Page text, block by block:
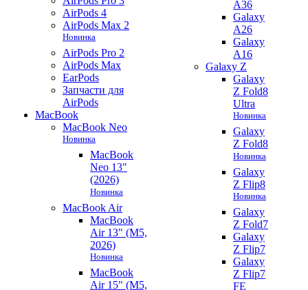
AirPods 4
AirPods Max 2
Новинка
AirPods Pro 2
AirPods Max
EarPods
Запчасти для
AirPods
MacBook
MacBook Neo
Новинка
MacBook
Neo 13"
(2026)
Новинка
MacBook Air
MacBook
Air 13" (M5,
2026)
Новинка
MacBook
Air 15" (M5,
A36
Galaxy
A26
Galaxy
A16
Galaxy Z
Galaxy
Z Fold8
Ultra
Новинка
Galaxy
Z Fold8
Новинка
Galaxy
Z Flip8
Новинка
Galaxy
Z Fold7
Galaxy
Z Flip7
Galaxy
Z Flip7
FE